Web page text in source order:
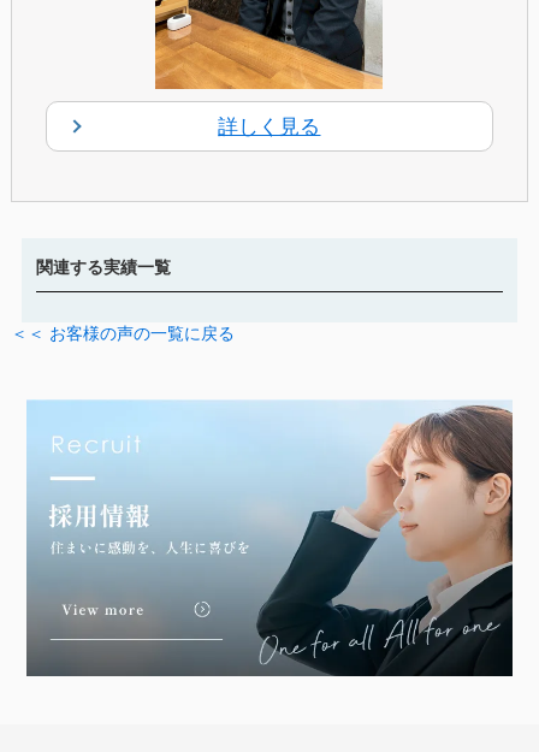
詳しく見る
関連する実績一覧
＜＜ お客様の声の一覧に戻る